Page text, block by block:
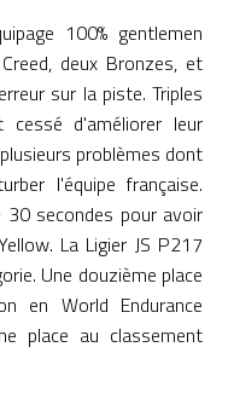
100% gentlemen
deux Bronzes, et
sur la piste. Triples
d'améliorer leur
problèmes dont
l'équipe française.
30 secondes pour avoir
La Ligier JS P217
Une douzième place
en World Endurance
place au classement